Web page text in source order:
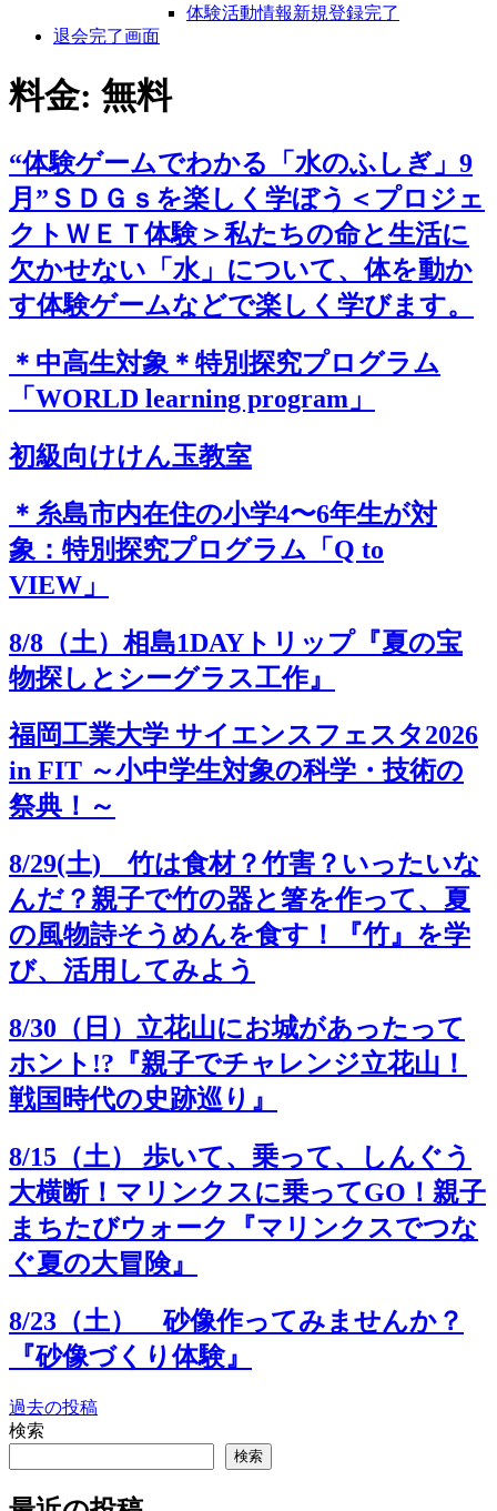
体験活動情報新規登録完了
退会完了画面
料金: 無料
“体験ゲームでわかる「水のふしぎ」9
月”ＳＤＧｓを楽しく学ぼう＜プロジェ
クトＷＥＴ体験＞私たちの命と生活に
欠かせない「水」について、体を動か
す体験ゲームなどで楽しく学びます。
＊中高生対象＊特別探究プログラム
「WORLD learning program」
初級向けけん玉教室
＊糸島市内在住の小学4〜6年生が対
象：特別探究プログラム「Q to
VIEW」
8/8（土）相島1DAYトリップ『夏の宝
物探しとシーグラス工作』
福岡工業大学 サイエンスフェスタ2026
in FIT ～小中学生対象の科学・技術の
祭典！～
8/29(土) 竹は食材？竹害？いったいな
んだ？親子で竹の器と箸を作って、夏
の風物詩そうめんを食す！『竹』を学
び、活用してみよう
8/30（日）立花山にお城があったって
ホント!?『親子でチャレンジ立花山！
戦国時代の史跡巡り』
8/15（土） 歩いて、乗って、しんぐう
大横断！マリンクスに乗ってGO！親子
まちたびウォーク『マリンクスでつな
ぐ夏の大冒険』
8/23（土） 砂像作ってみませんか？
『砂像づくり体験』
投
稿
過去の投稿
検索
検索